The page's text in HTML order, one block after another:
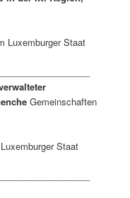
Luxemburger Staat
Gemeinschaften
Staat